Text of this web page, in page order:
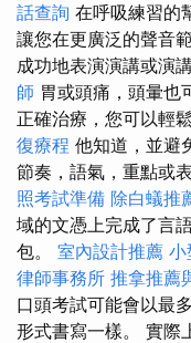
話查詢 在呼吸練習的
讓您在更廣泛的聲音
成功地表演演講或演
師 胃或頭痛，頭暈也
正確治療，您可以輕
復療程 他知道，並避
節奏，語氣，重點或
照考試準備 除白蟻推
域的文憑上完成了言
包。 室內設計推薦 小
律師事務所 推拿推薦
口頭考試可能會以最
形式書寫一樣。 實際